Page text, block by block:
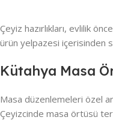
Çeyiz hazırlıkları, evlilik
ürün yelpazesi içerisinden
Kütahya Masa
Masa düzenlemeleri özel
Çeyizcinde masa örtüsü